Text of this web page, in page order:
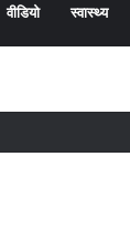
वीडियो स्वास्थ्य